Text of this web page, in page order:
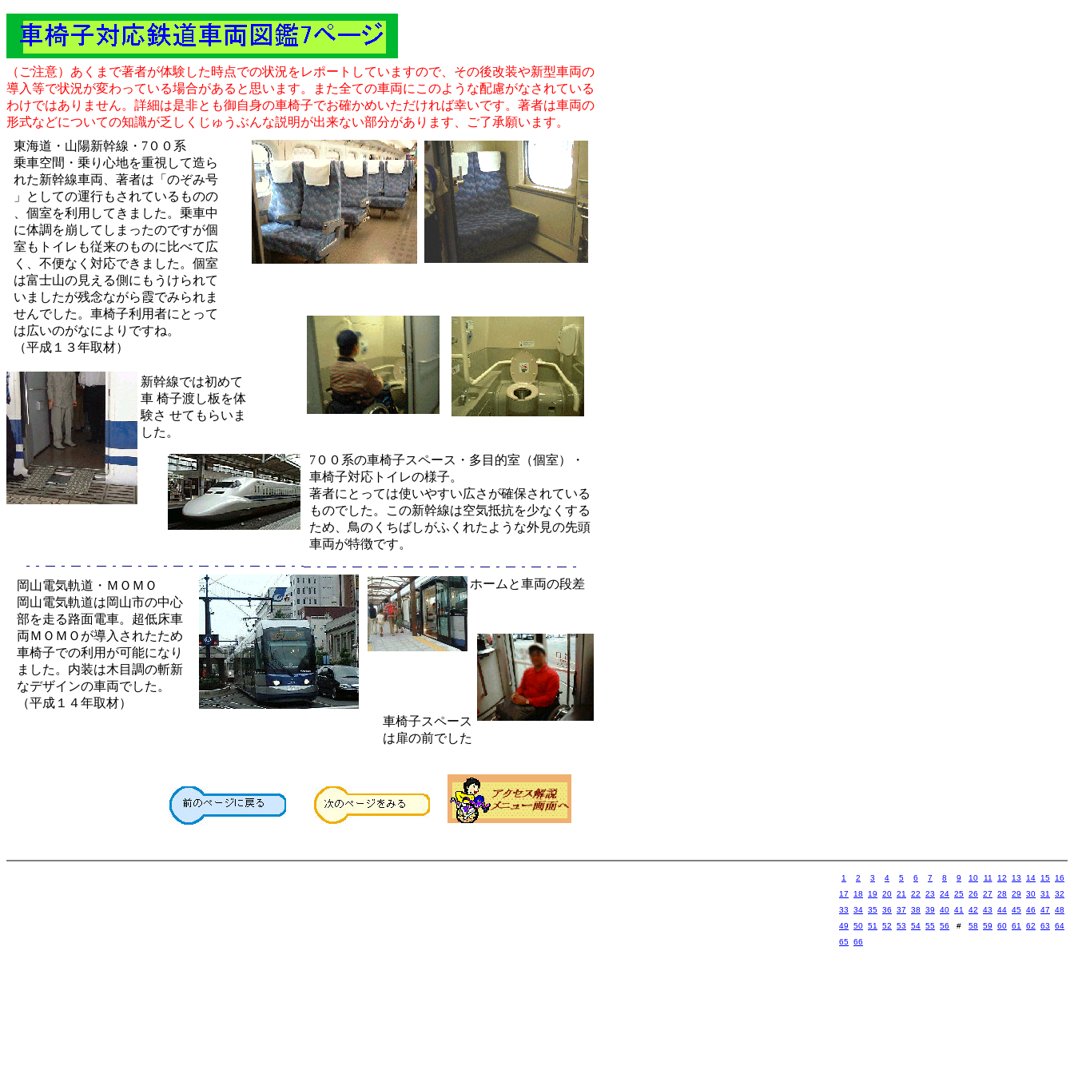
（ご注意）あくまで著者が体験した時点での状況をレポートしていますので、その後改装や新型車両の
導入等で状況が変わっている場合があると思います。また全ての車両にこのような配慮がなされている
わけではありません。詳細は是非とも御自身の車椅子でお確かめいただければ幸いです。著者は車両の
形式などについての知識が乏しくじゅうぶんな説明が出来ない部分があります、ご了承願います。
東海道・山陽新幹線・7００系
乗車空間・乗り心地を重視して造ら
れた新幹線車両、著者は「のぞみ号
」としての運行もされているものの
、個室を利用してきました。乗車中
に体調を崩してしまったのですが個
室もトイレも従来のものに比べて広
く、不便なく対応できました。個室
は富士山の見える側にもうけられて
いましたが残念ながら霞でみられま
せんでした。車椅子利用者にとって
は広いのがなによりですね。
（平成１３年取材）
新幹線では初めて
車 椅子渡し板を体
験さ せてもらいま
した。
7００系の車椅子スペース・多目的室（個室）・
車椅子対応トイレの様子。
著者にとっては使いやすい広さが確保されている
ものでした。この新幹線は空気抵抗を少なくする
ため、鳥のくちばしがふくれたような外見の先頭
車両が特徴です。
ホームと車両の段差
岡山電気軌道・ＭＯＭＯ
岡山電気軌道は岡山市の中心
部を走る路面電車。超低床車
両ＭＯＭＯが導入されたため
車椅子での利用が可能になり
ました。内装は木目調の斬新
なデザインの車両でした。
（平成１４年取材）
車椅子スペース
は扉の前でした
1 2 3 4 5 6 7 8 9 10 11 12 13 14 15
16
17
18 19 20 21 22 23 24 25 26 27 28 29 30 31
32
33
34 35 36 37 38 39 40 41 42 43 44 45 46 47
48
49
50 51 52 53 54 55 56 # 58 59 60 61 62 63
64
65 66